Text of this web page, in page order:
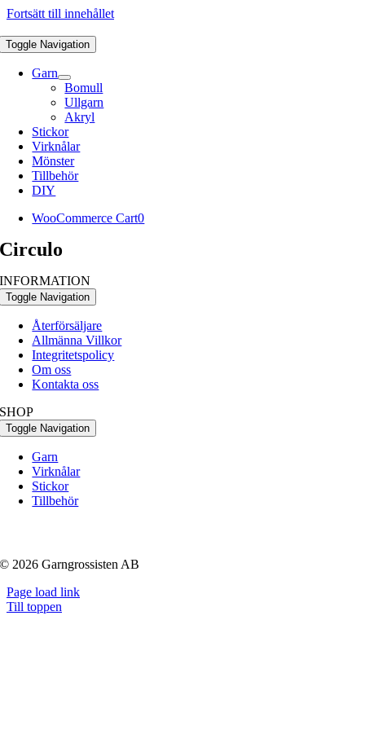
Fortsätt till innehållet
Toggle Navigation
Garn
Bomull
Ullgarn
Akryl
Stickor
Virknålar
Mönster
Tillbehör
DIY
WooCommerce Cart0
Circulo
INFORMATION
Toggle Navigation
Återförsäljare
Allmänna Villkor
Integritetspolicy
Om oss
Kontakta oss
SHOP
Toggle Navigation
Garn
Virknålar
Stickor
Tillbehör
© 2026 Garngrossisten AB
Page load link
Till toppen